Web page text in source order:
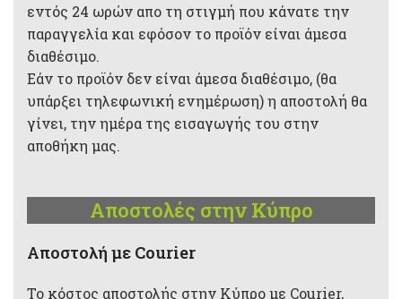
εντός 24 ωρών απο τη στιγμή που κάνατε την
παραγγελία και εφόσον το προϊόν είναι άμεσα
διαθέσιμο.
Εάν το προϊόν δεν είναι άμεσα διαθέσιμο, (θα
υπάρξει τηλεφωνική ενημέρωση) η αποστολή θα
γίνει, την ημέρα της εισαγωγής του στην
αποθήκη μας.
Αποστολές στην Κύπρο
Aποστολή με Courier
Το κόστος αποστολής στην Κύπρο με Courier,